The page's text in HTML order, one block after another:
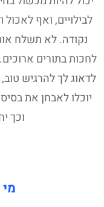
לבילויים, ואף
נקודה. לא תשלח
לחכות בתורים
לדאוג לך להרגיש
יוכלו לאבחן את
וכך